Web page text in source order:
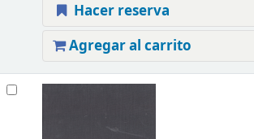
Hacer reserva
Agregar al carrito